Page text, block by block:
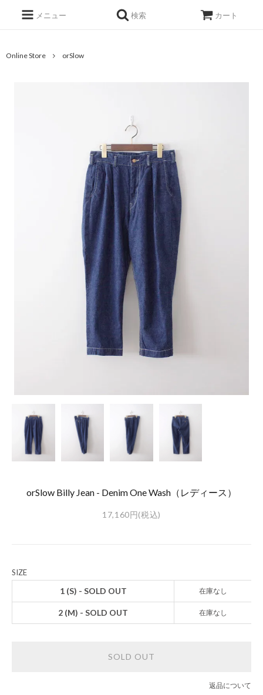
メニュー 検索 カート
Online Store orSlow
orSlow Billy Jean - Denim One Wash（レディース）
17,160円(税込)
SIZE
1 (S) - SOLD OUT 在庫なし
2 (M) - SOLD OUT 在庫なし
SOLD OUT
返品について